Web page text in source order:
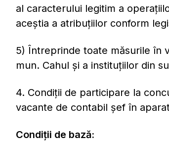
al caracterului legitim a
aceștia a atribuţiilor conform
5) Întreprinde toate măsurile în
mun. Cahul și a instituțiilor din
4. Condiţii de participare la
vacante de contabil șef în
Condiţii de bază: